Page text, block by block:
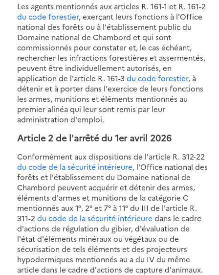
Les agents mentionnés aux articles R. 161-1 et R. 161-2
du code forestier, exerçant leurs fonctions à l'Office
national des forêts ou à l'établissement public du
Domaine national de Chambord et qui sont
commissionnés pour constater et, le cas échéant,
rechercher les infractions forestières et assermentés,
peuvent être individuellement autorisés, en
application de l'article R. 161-3 du code forestier, à
détenir et à porter dans l'exercice de leurs fonctions
les armes, munitions et éléments mentionnés au
premier alinéa qui leur sont remis par leur
administration d'emploi.
Article 2 de l'arrêté du 1er avril 2026
Conformément aux dispositions de l'article R. 312-22
du code de la sécurité intérieure, l'Office national des
forêts et l'établissement du Domaine national de
Chambord peuvent acquérir et détenir des armes,
éléments d'armes et munitions de la catégorie C
mentionnés aux 1°, 2° et 7° à 11° du III de l'article R.
311-2 du code de la sécurité intérieure dans le cadre
d'actions de régulation du gibier, d'évaluation de
l'état d'éléments minéraux ou végétaux ou de
sécurisation de tels éléments et des projecteurs
hypodermiques mentionnés au a du IV du même
article dans le cadre d'actions de capture d'animaux.